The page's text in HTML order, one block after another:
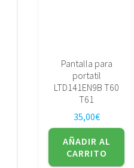
Pantalla para
portatil
LTD141EN9B T60
T61
35,00€
AÑADIR AL
CARRITO